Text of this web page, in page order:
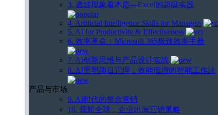
3. 透过现象看本质—Excel的超级实践
4. Artificial Intelligence Skills for Managers
5. AI for Productivity & Effectiveness
6. 效率革命：Microsoft 365极致效率手册
7. AI创新思维与产品设计实战
8. AI重塑项目管理：效能倍增的智能工作法
产品与市场
9. AI时代的整合营销
10. 领航全球：企业出海营销策略